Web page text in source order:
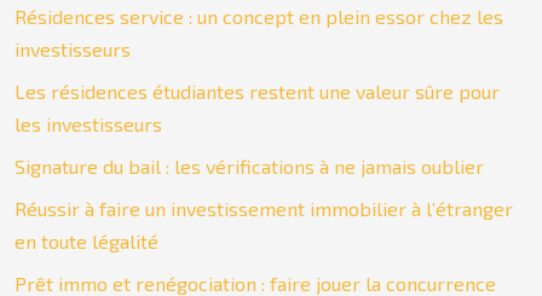
Résidences service : un concept en plein essor chez les
investisseurs
Les résidences étudiantes restent une valeur sûre pour
les investisseurs
Signature du bail : les vérifications à ne jamais oublier
Réussir à faire un investissement immobilier à l’étranger
en toute légalité
Prêt immo et renégociation : faire jouer la concurrence